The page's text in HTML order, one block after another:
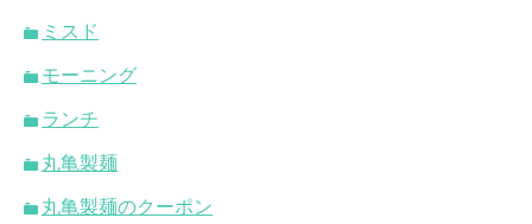
ミスド
モーニング
ランチ
丸亀製麺
丸亀製麺のクーポン